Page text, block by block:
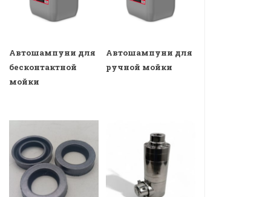
Автошампуни для
бесконтактной
мойки
Автошампуни для
ручной мойки